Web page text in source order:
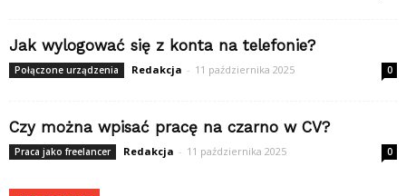
Jak wylogować się z konta na telefonie?
Połączone urządzenia Redakcja - 11 października 2025 0
Czy można wpisać pracę na czarno w CV?
Praca jako freelancer Redakcja - 11 października 2025 0